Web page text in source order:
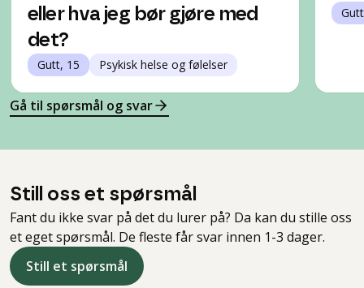
eller hva jeg bør gjøre med
det?
Gutt, 15 Psykisk helse og følelser
Gå til spørsmål og svar
Still oss et spørsmål
Fant du ikke svar på det du lurer på? Da kan du stille oss
et eget spørsmål. De fleste får svar innen 1-3 dager.
Still et spørsmål